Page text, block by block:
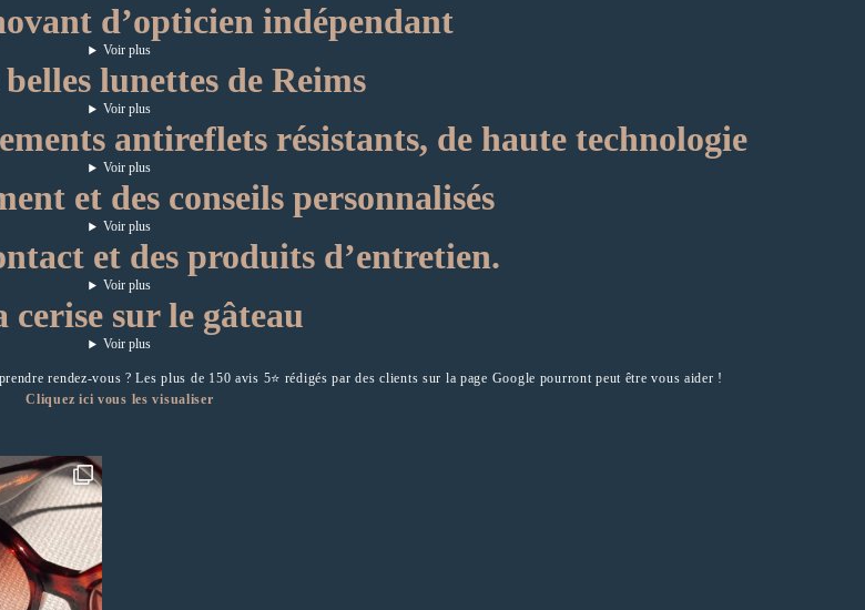
d’opticien indépendant
Voir plus
lunettes de Reims
Voir plus
antireflets résistants, de haute technologie
Voir plus
et des conseils personnalisés
Voir plus
et des produits d’entretien.
Voir plus
cerise sur le gâteau
Voir plus
rendez-vous ? Les plus de 150 avis 5⭐️ rédigés par des clients sur la page Google pourront peut être vous aider !
Cliquez ici vous les visualiser